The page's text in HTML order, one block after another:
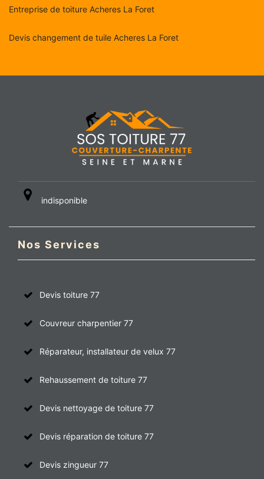
Entreprise de toiture Acheres La Foret
Devis changement de tuile Acheres La Foret
indisponible
Nos Services
Devis toiture 77
Couvreur charpentier 77
Réparateur, installateur de velux 77
Rehaussement de toiture 77
Devis nettoyage de toiture 77
Devis réparation de toiture 77
Devis zingueur 77